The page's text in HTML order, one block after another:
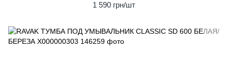
1 590 грн/шт